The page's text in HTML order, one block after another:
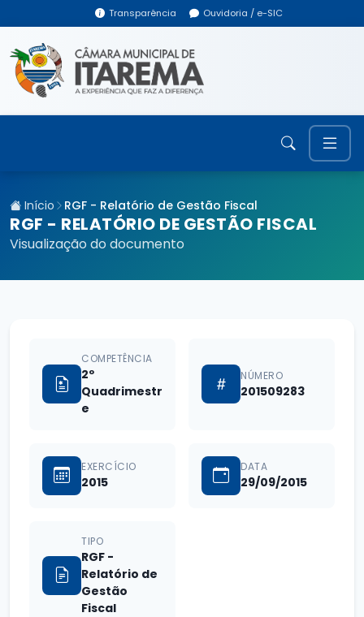
Transparência Ouvidoria / e-SIC
Início RGF - Relatório de Gestão Fiscal
RGF - RELATÓRIO DE GESTÃO FISCAL
Visualização do documento
COMPETÊNCIA
2º
Quadrimestr
e
NÚMERO
201509283
EXERCÍCIO
2015
DATA
29/09/2015
TIPO
RGF -
Relatório de
Gestão
Fiscal